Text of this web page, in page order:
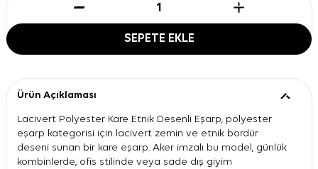
SEPETE EKLE
Ürün Açıklaması
Lacivert Polyester Kare Etnik Desenli Eşarp, polyester
eşarp kategorisi için lacivert zemin ve etnik bordür
deseni sunan bir kare eşarp. Aker imzalı bu model, günlük
kombinlerde, ofis stilinde veya sade dış giyim